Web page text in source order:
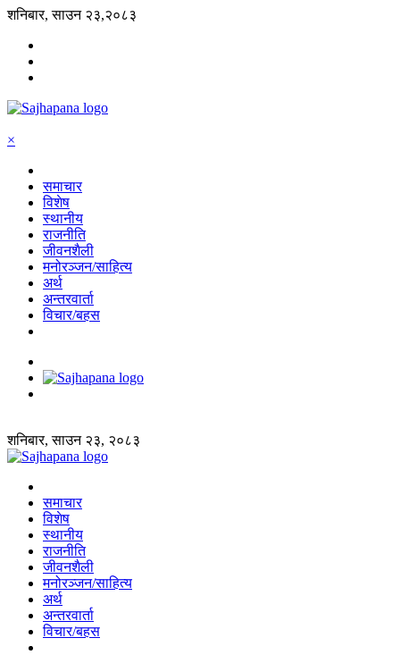
शनिबार, साउन २३,२०८३
×
समाचार
विशेष
स्थानीय
राजनीति
जीवनशैली
मनोरञ्जन/साहित्य
अर्थ
अन्तरवार्ता
विचार/बहस
शनिबार, साउन २३, २०८३
समाचार
विशेष
स्थानीय
राजनीति
जीवनशैली
मनोरञ्जन/साहित्य
अर्थ
अन्तरवार्ता
विचार/बहस